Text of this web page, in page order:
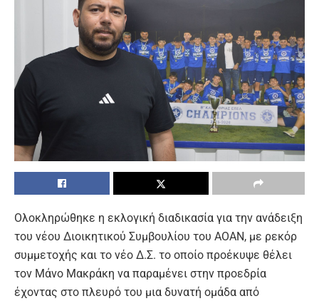
Ολοκληρώθηκε η εκλογική διαδικασία για την ανάδειξη
του νέου Διοικητικού Συμβουλίου του ΑΟΑΝ, με ρεκόρ
συμμετοχής και το νέο Δ.Σ. το οποίο προέκυψε θέλει
τον Μάνο Μακράκη να παραμένει στην προεδρία
έχοντας στο πλευρό του μια δυνατή ομάδα από